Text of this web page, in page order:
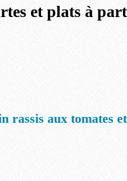
et plats à
rassis aux tomates